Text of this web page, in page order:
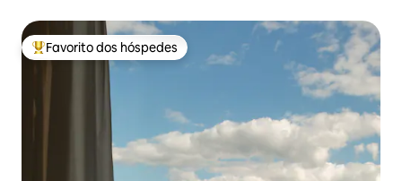
Favoritos dos hóspedes mais apreciados
Favorito dos hóspedes